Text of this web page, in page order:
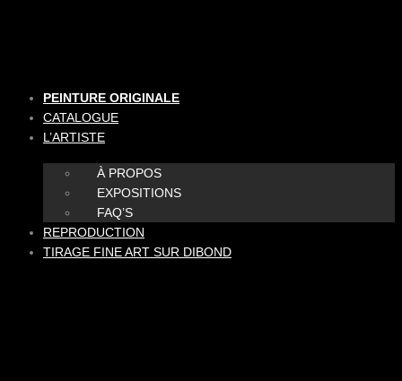
PEINTURE ORIGINALE
CATALOGUE
L’ARTISTE
À PROPOS
EXPOSITIONS
FAQ’S
REPRODUCTION
TIRAGE FINE ART SUR DIBOND